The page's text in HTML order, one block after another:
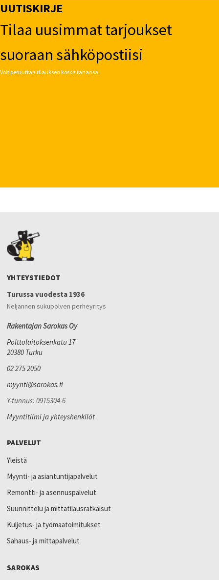
UUTISKIRJE
Tilaa uusimmat tarjoukset
suoraan sähköpostiisi
Voit peruuttaa tilauksen koska tahansa.
YHTEYSTIEDOT
Turussa vuodesta 1936
Neljännen sukupolven perheyritys
Rakentajan Sarokas Oy
Polttolaitoksenkatu 17
20380 Turku
02 275 2050
myynti@sarokas.fi
Y-tunnus: 0915304-6
Myyntitiimi ja yhteyshenkilöt
PALVELUT
Yleistä
Myynti- ja asiantuntijapalvelut
Remontti- ja asennuspalvelut
Suunnittelu ja mittatilausratkaisut
Kuljetus- ja työmaatoimitukset
Sahaus- ja mittapalvelut
SAROKAS